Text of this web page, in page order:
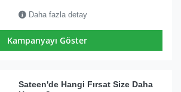
Daha fazla detay
Kampanyayı Göster
Sateen'de Hangi Fırsat Size Daha